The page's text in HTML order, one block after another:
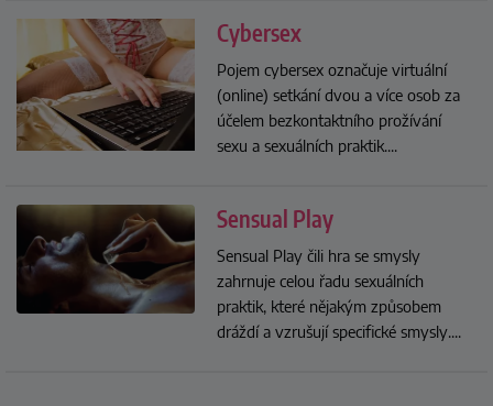
Cybersex
Pojem cybersex označuje virtuální
(online) setkání dvou a více osob za
účelem bezkontaktního prožívání
sexu a sexuálních praktik....
Sensual Play
Sensual Play čili hra se smysly
zahrnuje celou řadu sexuálních
praktik, které nějakým způsobem
dráždí a vzrušují specifické smysly....